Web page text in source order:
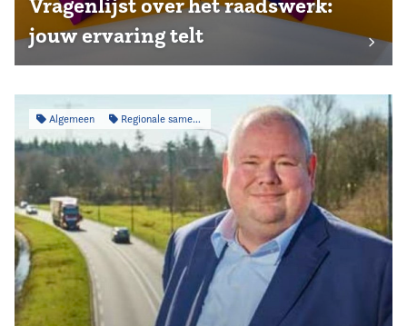
Vragenlijst over het raadswerk:
jouw ervaring telt
Algemeen Regionale samenwerking